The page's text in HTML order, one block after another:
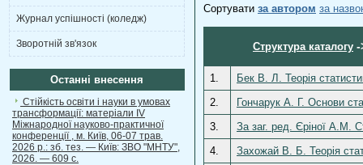
Журнал успішності (коледж)
Зворотній зв'язок
Останні внесення
Стійкість освіти і науки в умовах
трансформації: матеріали ІV
Міжнародної науково-практичної
конференції , м. Київ, 06-07 трав.
2026 р.: зб. тез. — Київ: ЗВО "МНТУ",
2026. — 609 с.
Сортувати за автором за
Структура каталогу
1.
Бек В. Л. Теорія
2.
Гончарук А. Г. Основи
3.
За заг. ред. Єріної А.М.
4.
Захожай В. Б. Теорія